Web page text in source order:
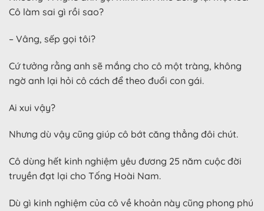
Cô làm sai gì rồi sao?
– Vâng, sếp gọi tôi?
Cứ tưởng rằng anh sẽ mắng cho cô một tràng, không
ngờ anh lại hỏi cô cách để theo đuổi con gái.
Ai xui vậy?
Nhưng dù vậy cũng giúp cô bớt căng thẳng đôi chút.
Cô dùng hết kinh nghiệm yêu đương 25 năm cuộc đời
truyền đạt lại cho Tống Hoài Nam.
Dù gì kinh nghiệm của cô về khoản này cũng phong phú